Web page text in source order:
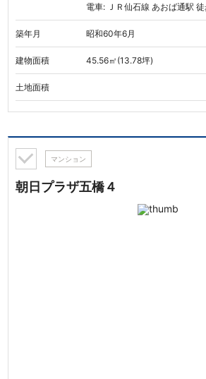
電車: ＪＲ仙石線 あおば通駅
築年月 昭和60年6月
建物面積 45.56㎡(13.78坪)
土地面積
マンション
朝日プラザ五橋４